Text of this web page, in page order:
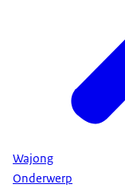
Wajong
Onderwerp